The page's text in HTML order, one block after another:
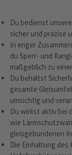
Du bedienst
sicher und präzise
In enger
du Sperr‑ und
maßgeblich zu
Du behältst
gesamte
umsichtig und
Du wirkst aktiv bei
wie
gleisgebundenen
Die Einhaltung des